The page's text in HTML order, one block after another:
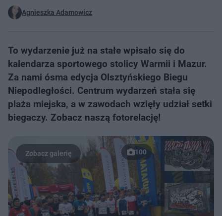
Agnieszka Adamowicz
To wydarzenie już na stałe wpisało się do
kalendarza sportowego stolicy Warmii i Mazur.
Za nami ósma edycja Olsztyńskiego Biegu
Niepodległości. Centrum wydarzeń stała się
plaża miejska, a w zawodach wzięły udział setki
biegaczy. Zobacz naszą fotorelację!
100